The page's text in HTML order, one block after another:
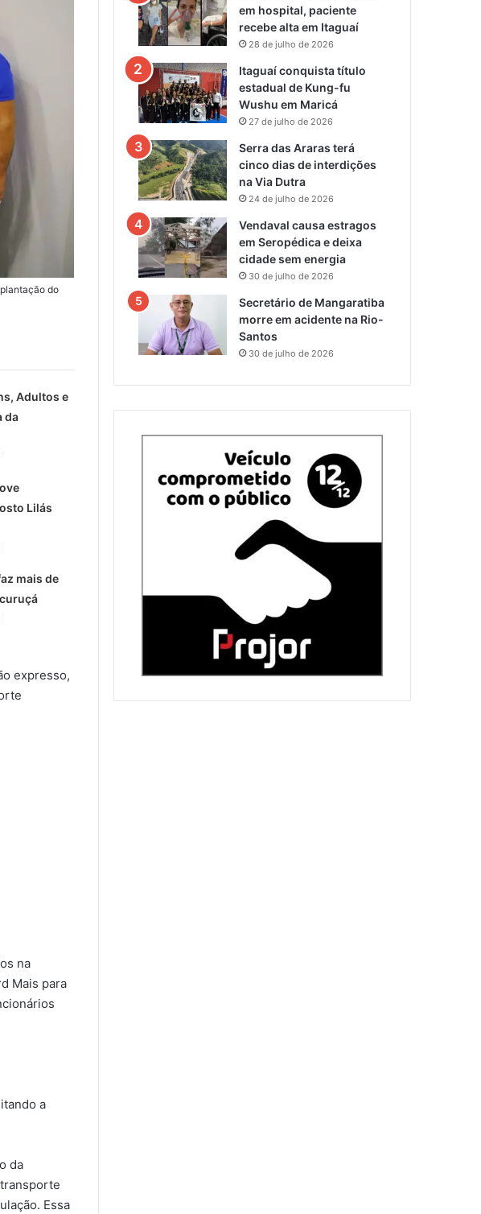
do
Adultos e
da
Lilás
mais de
expresso,
na
Mais para
a
da
Essa
em hospital, paciente
recebe alta em Itaguaí
28 de julho de 2026
Itaguaí conquista título
estadual de Kung-fu
Wushu em Maricá
27 de julho de 2026
Serra das Araras terá
cinco dias de interdições
na Via Dutra
24 de julho de 2026
Vendaval causa estragos
em Seropédica e deixa
cidade sem energia
30 de julho de 2026
Secretário de Mangaratiba
morre em acidente na Rio-
Santos
30 de julho de 2026